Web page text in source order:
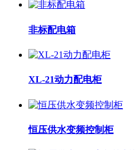
非标配电箱
XL-21动力配电柜
恒压供水变频控制柜